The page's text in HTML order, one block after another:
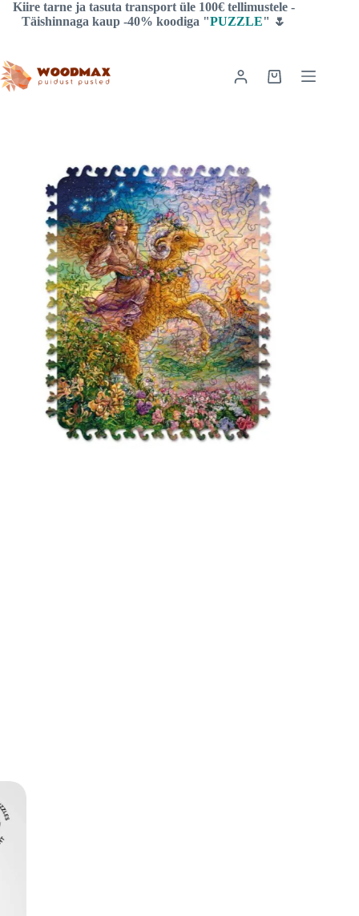
LiiguKiire tarne ja tasuta transport üle 100€ tellimustele -
Täishinnaga kaup -40% koodiga "PUZZLE" 🌷
Ostukorv